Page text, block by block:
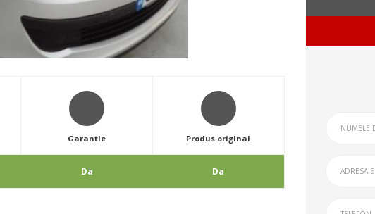
Garantie
Da
Produs original
Da